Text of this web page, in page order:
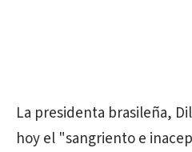
La presidenta brasileña,
hoy el "sangriento e